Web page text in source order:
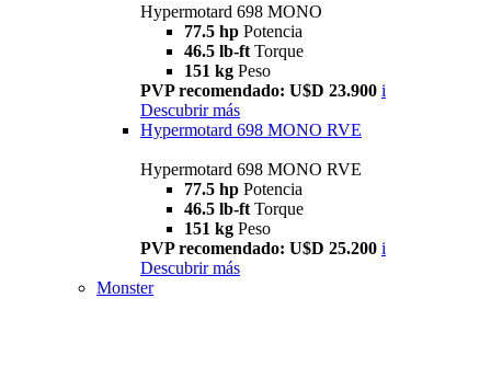
Hypermotard 698 MONO
77.5 hp Potencia
46.5 lb-ft Torque
151 kg Peso
PVP recomendado: U$D 23.900 i
Descubrir más
Hypermotard 698 MONO RVE
Hypermotard 698 MONO RVE
77.5 hp Potencia
46.5 lb-ft Torque
151 kg Peso
PVP recomendado: U$D 25.200 i
Descubrir más
Monster